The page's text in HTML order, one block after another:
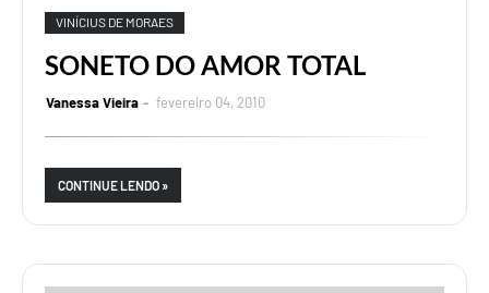
VINÍCIUS DE MORAES
SONETO DO AMOR TOTAL
Vanessa Vieira fevereiro 04, 2010
CONTINUE LENDO »